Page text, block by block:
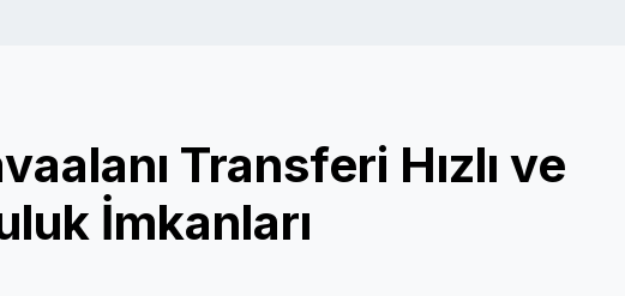
Transferi Hızlı ve
İmkanları